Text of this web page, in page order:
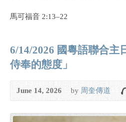
馬可福音 2:13–22
6/14/2026 國粵語聯合主
侍奉的態度」
June 14, 2026 by 周奎傳道